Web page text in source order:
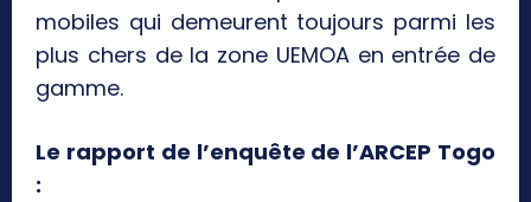
mobiles qui demeurent toujours parmi les
plus chers de la zone UEMOA en entrée de
gamme.
Le rapport de l’enquête de l’ARCEP Togo
: